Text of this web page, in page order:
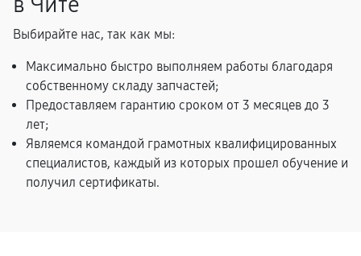
Выбирайте нас, так как мы:
Максимально быстро выполняем работы благодаря
собственному складу запчастей;
Предоставляем гарантию сроком от 3 месяцев до 3
лет;
Являемся командой грамотных квалифицированных
специалистов, каждый из которых прошел обучение и
получил сертификаты.